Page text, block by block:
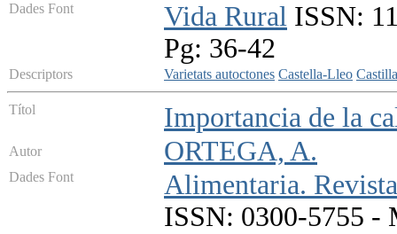
Dades Font
Vida Rural ISSN:
Pg: 36-42
Descriptors Varietats autoctones Castella-Lleo
Títol Importancia de la
Autor ORTEGA, A.
Dades Font
Alimentaria.
ISSN: 0300-5755 -